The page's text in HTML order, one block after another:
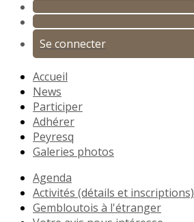
Se connecter
Accueil
News
Participer
Adhérer
Peyresq
Galeries photos
Agenda
Activités (détails et inscriptions)
Gembloutois à l'étranger